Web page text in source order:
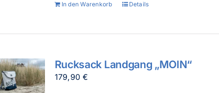
In den Warenkorb Details
Rucksack Landgang „MOIN“
179,90€